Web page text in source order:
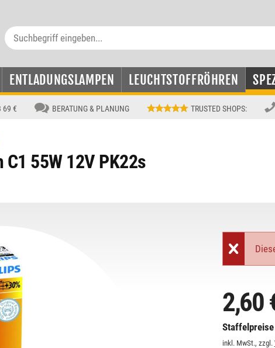
ENTLADUNGSLAMPEN LEUCHTSTOFFRÖHREN
69 € BERATUNG & PLANUNG TRUSTED SHOPS:
55W 12V PK22s
2,60
Staffelpreise
inkl. MwSt., zzgl.